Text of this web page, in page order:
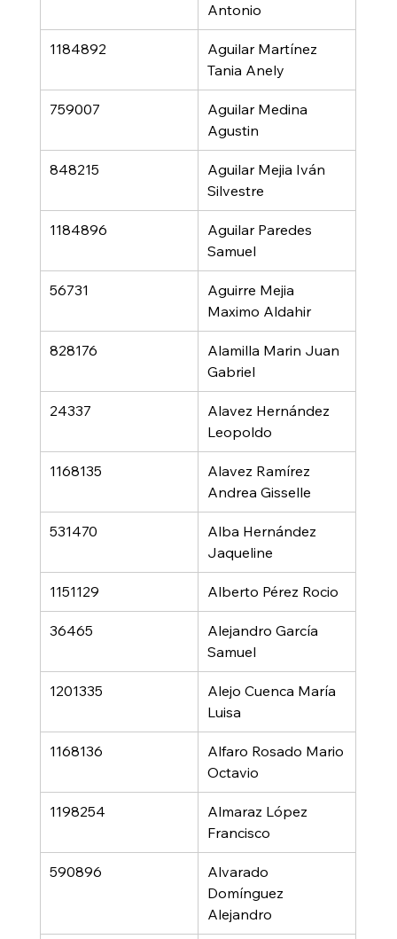
Antonio
1184892
Aguilar Martínez
Tania Anely
759007
Aguilar Medina
Agustin
848215
Aguilar Mejia Iván
Silvestre
1184896
Aguilar Paredes
Samuel
56731
Aguirre Mejia
Maximo Aldahir
828176
Alamilla Marin Juan
Gabriel
24337
Alavez Hernández
Leopoldo
1168135
Alavez Ramírez
Andrea Gisselle
531470
Alba Hernández
Jaqueline
1151129 Alberto Pérez Rocio
36465
Alejandro García
Samuel
1201335
Alejo Cuenca María
Luisa
1168136
Alfaro Rosado Mario
Octavio
1198254
Almaraz López
Francisco
590896
Alvarado
Domínguez
Alejandro